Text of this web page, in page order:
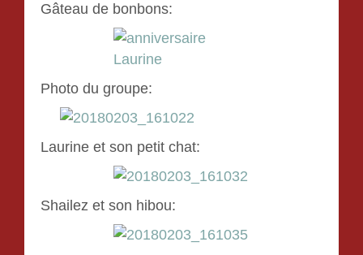
Gâteau de bonbons:
Photo du groupe:
Laurine et son petit chat:
Shailez et son hibou: